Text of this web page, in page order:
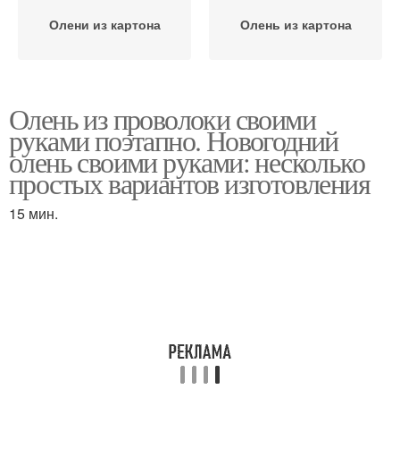
Олени из картона Олень из картона
Олень из проволоки своими
руками поэтапно. Новогодний
олень своими руками: несколько
простых вариантов изготовления
15 мин.